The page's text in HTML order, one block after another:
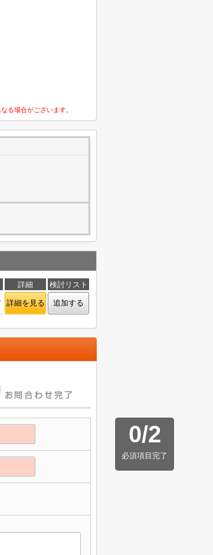
る場合がございます。
詳細
検討リスト
詳細を見る 追加する
0/2
必須項目完了